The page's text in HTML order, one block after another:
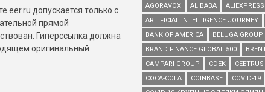
eer.ru допускается только с
прямой
Гиперссылка должна
оригинальный
AGORAVOX
ALIBABA ALIEXPRESS
ARTIFICIAL INTELLIGENCE JOURNEY
BANK OF AMERICA
BELUGA GROUP
BRAND FINANCE GLOBAL 500
CAMPARI GROUP
CDEK CEETRUS
COCA-COLA
COINBASE
COVID-19